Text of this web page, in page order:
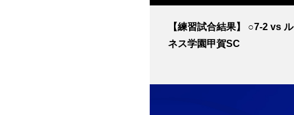
【練習試合結果】 ○7-2 vs ル
ネス学園甲賀SC